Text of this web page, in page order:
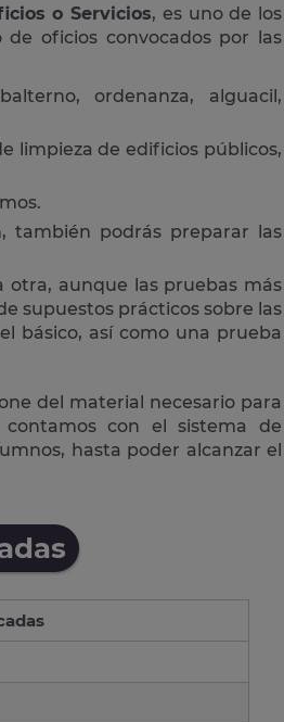
o Servicios, es uno de los
oficios convocados por las
ordenanza, alguacil,
limpieza de edificios públicos,
también podrás preparar las
otra, aunque las pruebas más
supuestos prácticos sobre las
básico, así como una prueba
del material necesario para
con el sistema de
hasta poder alcanzar el